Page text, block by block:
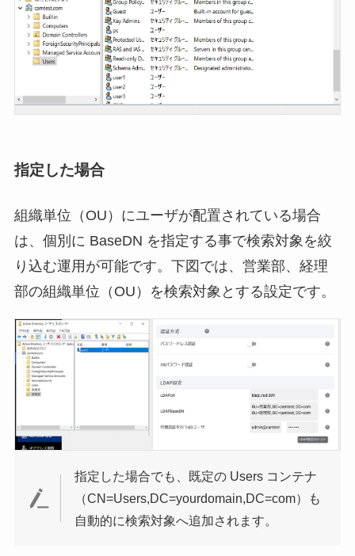
指定した場合
組織単位（OU）にユーザが配置されている場合
は、個別に BaseDN を指定する事で検索対象を絞
り込む運用が可能です。下図では、営業部、経理
部の組織単位（OU）を検索対象とする設定です。
指定した場合でも、既定の Users コンテナ
（CN=Users,DC=yourdomain,DC=com）も
自動的に検索対象へ追加されます。